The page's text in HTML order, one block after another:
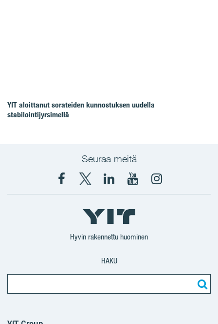
YIT aloittanut sorateiden kunnostuksen uudella
stabilointijyrsimellä
Seuraa meitä
Facebook
X
YIT
Suomi
YIT
Corporation
YIT
Corporation
Instagram
Hyvin rakennettu huominen
HAKU